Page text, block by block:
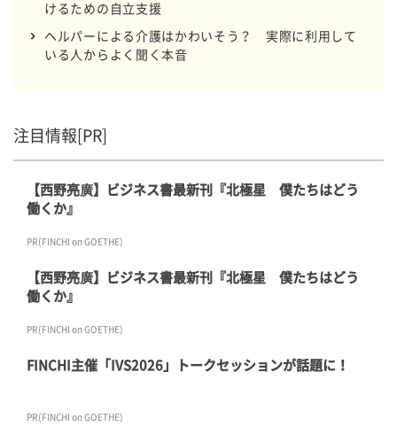
けるための自立支援
ヘルパーによる介護はかわいそう？ 実際に利用して
いる人からよく聞く本音
注目情報[PR]
【西野亮廣】ビジネス書最新刊『北極星 僕たちはどう
働くか』
PR(FINCHI on GOETHE)
【西野亮廣】ビジネス書最新刊『北極星 僕たちはどう
働くか』
PR(FINCHI on GOETHE)
FINCHI主催「IVS2026」トークセッションが話題に！
PR(FINCHI on GOETHE)